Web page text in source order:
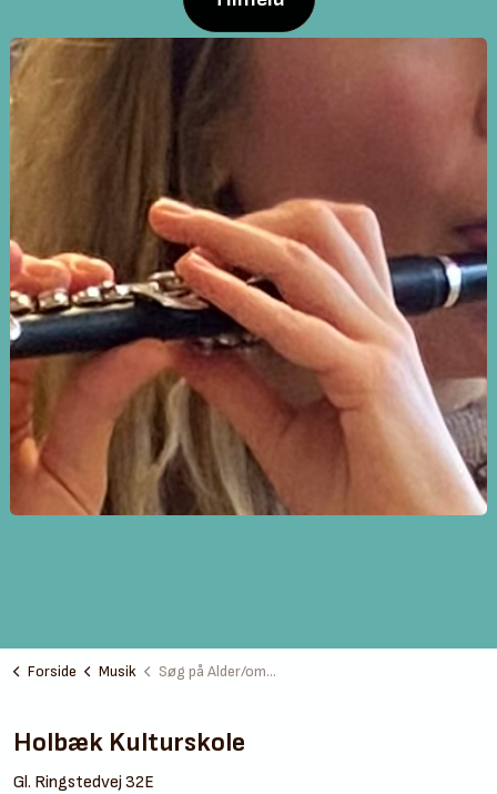
Forside Musik Søg på Alder/område
Holbæk Kulturskole
Gl. Ringstedvej 32E